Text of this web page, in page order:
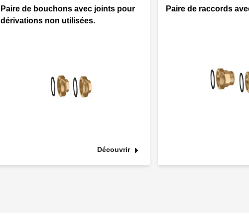
Paire de bouchons avec joints pour
dérivations non utilisées.
Découvrir
Paire de raccords